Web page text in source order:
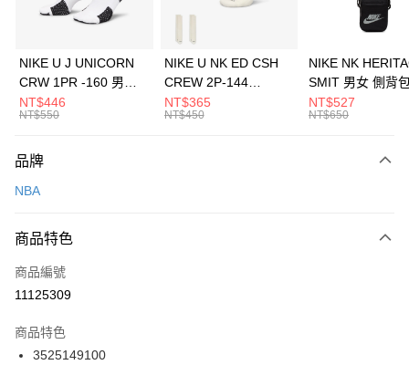
上海商業儲蓄銀行
元大商業銀行
台灣樂天信用卡公司
Apple Pay
全盈+PAY
AFTEE先享後付
【關於「AFTEE先享後付」】
便利好安心！
３．安心：先確認商品／服務後，再付款。
【「AFTEE先享後付」結帳流程】
１．於結帳方式選擇「AFTEE先享後付」後，將跳轉至「AFTEE先享後付」
２．訂單成立數日內，您將收到繳費通知簡訊。
３．收到繳費通知簡訊後14天內，點擊此簡訊中的連結，可透過四大超商／
ATM／網路銀行／等多元方式進行付款，方視為交易完成。
運送方式
每筆NT$100，滿NT$1,500(含以上)免運費
宅配
每筆NT$100，滿NT$1,500(含以上)免運費
付款後門市自取
每筆NT$100，滿NT$1,500(含以上)免運費
NIKE U J UNICORN
CRW 1PR -160 男女
中統襪 FZ3393100
NT$446
NT$550
NIKE U NK ED CSH
CREW 2P-144
EMBRDY 男女 短統襪
FZ3073133
NT$365
NT$450
NIKE NK
SMIT 男女 側背
BA5871010
NT$527
NT$650
品牌
NBA
商品特色
商品編號
11125309
商品特色
3525149100